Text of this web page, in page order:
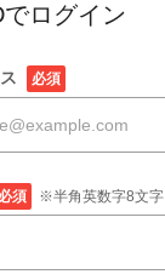
ログイン
必須
必須 ※半角英数字8文字